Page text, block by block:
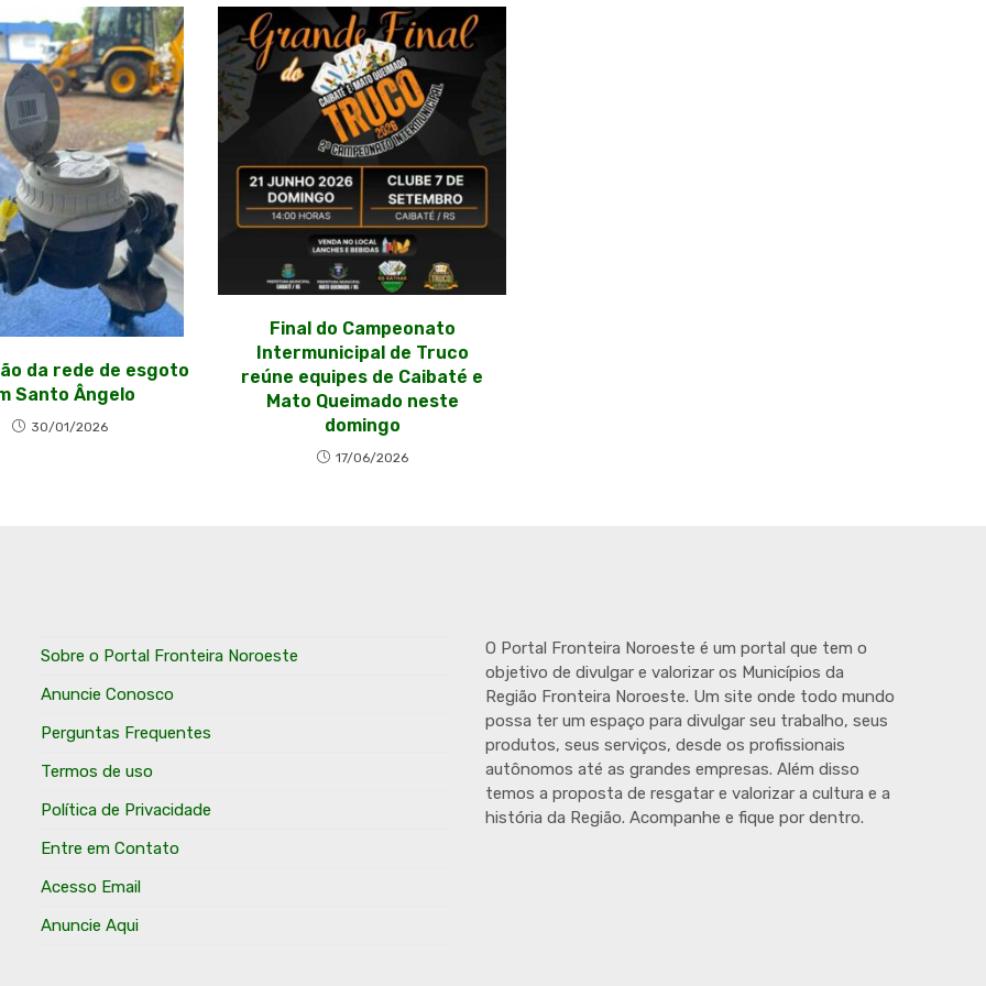
da rede de esgoto
Santo Ângelo
30/01/2026
Final do Campeonato
Intermunicipal de Truco
reúne equipes de Caibaté e
Mato Queimado neste
domingo
17/06/2026
Sobre o Portal Fronteira Noroeste
Anuncie Conosco
Perguntas Frequentes
Termos de uso
Política de Privacidade
Entre em Contato
Acesso Email
Anuncie Aqui
O Portal Fronteira Noroeste é um portal que tem o
objetivo de divulgar e valorizar os Municípios da
Região Fronteira Noroeste. Um site onde todo mundo
possa ter um espaço para divulgar seu trabalho, seus
produtos, seus serviços, desde os profissionais
autônomos até as grandes empresas. Além disso
temos a proposta de resgatar e valorizar a cultura e a
história da Região. Acompanhe e fique por dentro.